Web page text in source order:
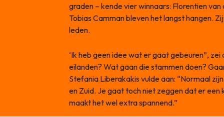
graden – kende vier winnaars: Florentien
Tobias Camman bleven het langst hangen.
leden.
‘Ik heb geen idee wat er gaat gebeuren”,
eilanden? Wat gaan die stammen doen?
Stefania Liberakakis vulde aan: “Normaal
en Zuid. Je gaat toch niet zeggen dat er een
maakt het wel extra spannend.”